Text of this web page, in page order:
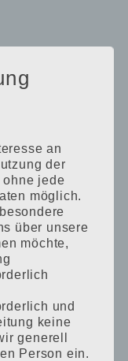
von
an
der
jede
möglich.
über unsere
möchte,
und
keine
generell
Person ein.